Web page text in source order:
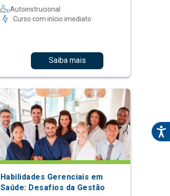
Autoinstrucional
Curso com início imediato
Saiba mais
Habilidades Gerenciais em
Saúde: Desafios da Gestão